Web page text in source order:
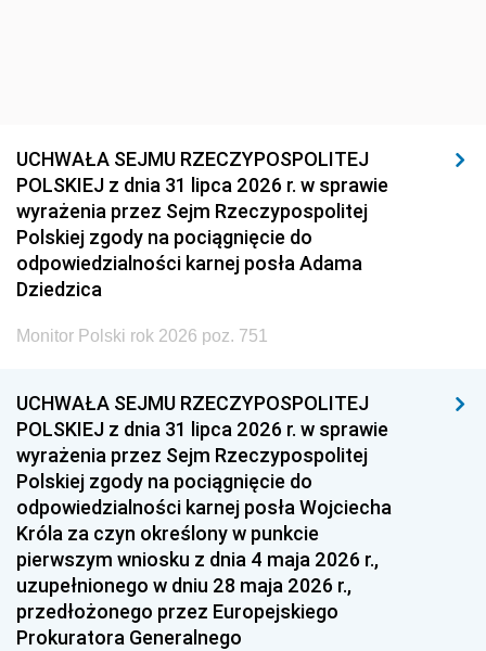
UCHWAŁA SEJMU RZECZYPOSPOLITEJ
POLSKIEJ z dnia 31 lipca 2026 r. w sprawie
wyrażenia przez Sejm Rzeczypospolitej
Polskiej zgody na pociągnięcie do
odpowiedzialności karnej posła Adama
Dziedzica
Monitor Polski rok 2026 poz. 751
UCHWAŁA SEJMU RZECZYPOSPOLITEJ
POLSKIEJ z dnia 31 lipca 2026 r. w sprawie
wyrażenia przez Sejm Rzeczypospolitej
Polskiej zgody na pociągnięcie do
odpowiedzialności karnej posła Wojciecha
Króla za czyn określony w punkcie
pierwszym wniosku z dnia 4 maja 2026 r.,
uzupełnionego w dniu 28 maja 2026 r.,
przedłożonego przez Europejskiego
Prokuratora Generalnego